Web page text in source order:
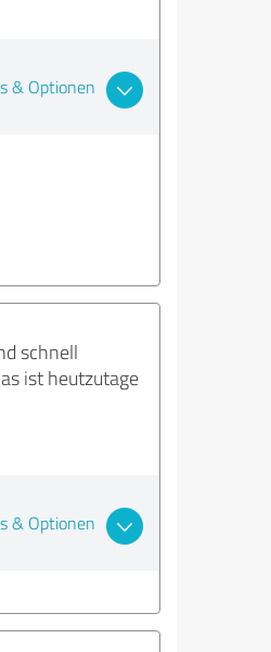
& Optionen
schnell
ist heutzutage
& Optionen